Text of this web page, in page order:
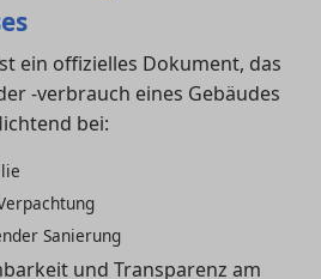
ein offizielles Dokument, das
-verbrauch eines Gebäudes
bei:
Sanierung
und Transparenz am